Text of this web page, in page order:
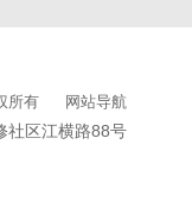
所有
网站导航
社区江横路88号